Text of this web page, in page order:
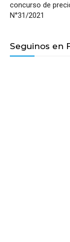
concurso de
N°31/2021
Seguinos en